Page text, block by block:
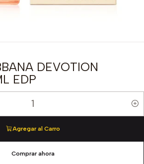
DEVOTION
EDP
Agregar al Carro
Comprar ahora